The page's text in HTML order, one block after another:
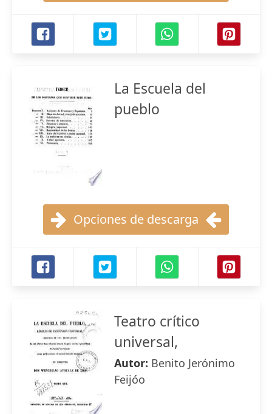
La Escuela del
pueblo
Opciones de descarga
Teatro crítico
universal,
Autor: Benito Jerónimo
Feijóo